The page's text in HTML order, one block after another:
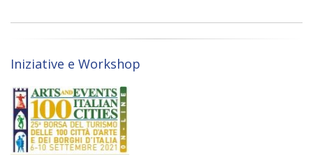
Iniziative e Workshop